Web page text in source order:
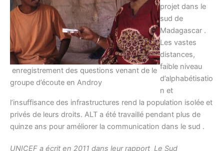
enregistrement des questions venant de le
groupe d’écoute en Androy
projet dans le
sud de
Madagascar .
Les vastes
distances,
faible niveau
d’alphabétisatio
n et
l’insuffisance des infrastructures rend la population isolée et
privés de leurs droits. ALT a été travaillé pendant plus de
quinze ans pour améliorer la communication dans le sud .
UNICEF a écrit en 2011 dans leur rapport Le Sud